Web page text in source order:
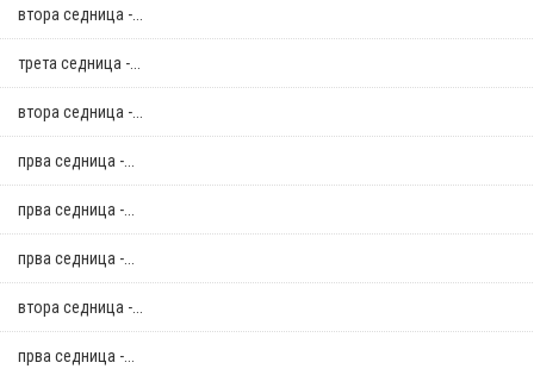
втора седница -...
трета седница -...
втора седница -...
прва седница -...
прва седница -...
прва седница -...
втора седница -...
прва седница -...